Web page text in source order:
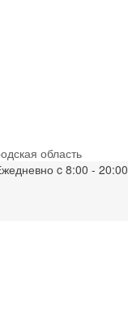
область
c 8:00 - 20:00